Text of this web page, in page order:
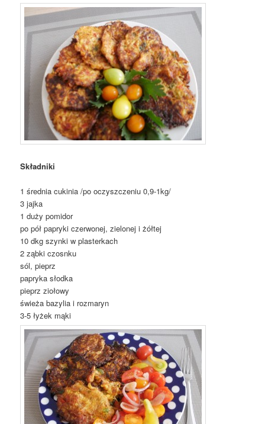
Składniki
1 średnia cukinia /po oczyszczeniu 0,9-1kg/
3 jajka
1 duży pomidor
po pół papryki czerwonej, zielonej i żółtej
10 dkg szynki w plasterkach
2 ząbki czosnku
sól, pieprz
papryka słodka
pieprz ziołowy
świeża bazylia i rozmaryn
3-5 łyżek mąki